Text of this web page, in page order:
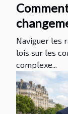
lois sur
Naviguer les
lois sur les
complexe...